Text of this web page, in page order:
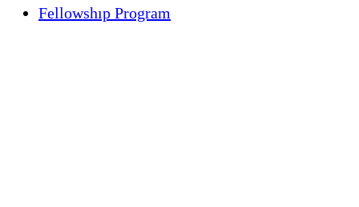
Fellowshıp Program